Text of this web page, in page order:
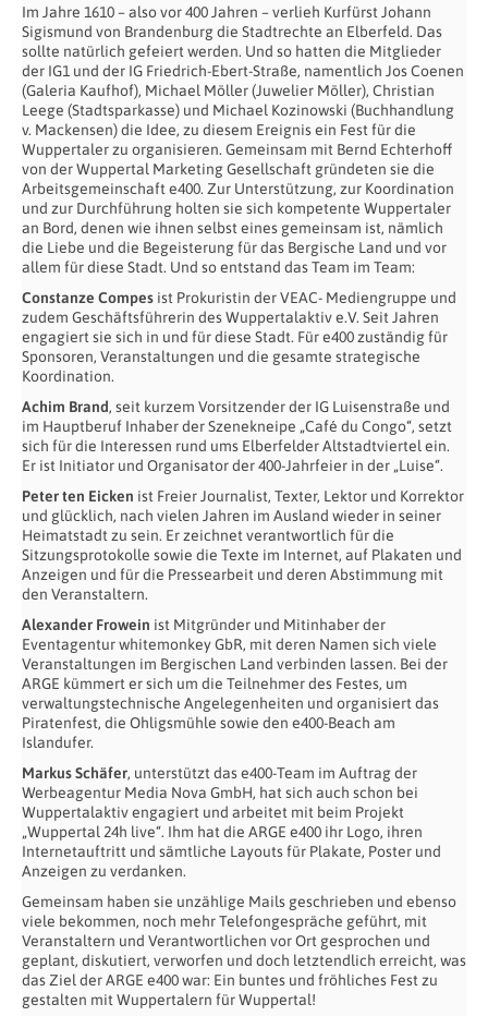
Im Jahre 1610 – also vor 400 Jahren – verlieh Kurfürst Johann
Sigismund von Brandenburg die Stadtrechte an Elberfeld. Das
sollte natürlich gefeiert werden. Und so hatten die Mitglieder
der IG1 und der IG Friedrich-Ebert-Straße, namentlich Jos Coenen
(Galeria Kaufhof), Michael Möller (Juwelier Möller), Christian
Leege (Stadtsparkasse) und Michael Kozinowski (Buchhandlung
v. Mackensen) die Idee, zu diesem Ereignis ein Fest für die
Wuppertaler zu organisieren. Gemeinsam mit Bernd Echterhoff
von der Wuppertal Marketing Gesellschaft gründeten sie die
Arbeitsgemeinschaft e400. Zur Unterstützung, zur Koordination
und zur Durchführung holten sie sich kompetente Wuppertaler
an Bord, denen wie ihnen selbst eines gemeinsam ist, nämlich
die Liebe und die Begeisterung für das Bergische Land und vor
allem für diese Stadt. Und so entstand das Team im Team:
Constanze Compes ist Prokuristin der VEAC- Mediengruppe und
zudem Geschäftsführerin des Wuppertalaktiv e.V. Seit Jahren
engagiert sie sich in und für diese Stadt. Für e400 zuständig für
Sponsoren, Veranstaltungen und die gesamte strategische
Koordination.
Achim Brand, seit kurzem Vorsitzender der IG Luisenstraße und
im Hauptberuf Inhaber der Szenekneipe „Café du Congo“, setzt
sich für die Interessen rund ums Elberfelder Altstadtviertel ein.
Er ist Initiator und Organisator der 400-Jahrfeier in der „Luise“.
Peter ten Eicken ist Freier Journalist, Texter, Lektor und Korrektor
und glücklich, nach vielen Jahren im Ausland wieder in seiner
Heimatstadt zu sein. Er zeichnet verantwortlich für die
Sitzungsprotokolle sowie die Texte im Internet, auf Plakaten und
Anzeigen und für die Pressearbeit und deren Abstimmung mit
den Veranstaltern.
Alexander Frowein ist Mitgründer und Mitinhaber der
Eventagentur whitemonkey GbR, mit deren Namen sich viele
Veranstaltungen im Bergischen Land verbinden lassen. Bei der
ARGE kümmert er sich um die Teilnehmer des Festes, um
verwaltungstechnische Angelegenheiten und organisiert das
Piratenfest, die Ohligsmühle sowie den e400-Beach am
Islandufer.
Markus Schäfer, unterstützt das e400-Team im Auftrag der
Werbeagentur Media Nova GmbH, hat sich auch schon bei
Wuppertalaktiv engagiert und arbeitet mit beim Projekt
„Wuppertal 24h live“. Ihm hat die ARGE e400 ihr Logo, ihren
Internetauftritt und sämtliche Layouts für Plakate, Poster und
Anzeigen zu verdanken.
Gemeinsam haben sie unzählige Mails geschrieben und ebenso
viele bekommen, noch mehr Telefongespräche geführt, mit
Veranstaltern und Verantwortlichen vor Ort gesprochen und
geplant, diskutiert, verworfen und doch letztendlich erreicht, was
das Ziel der ARGE e400 war: Ein buntes und fröhliches Fest zu
gestalten mit Wuppertalern für Wuppertal!